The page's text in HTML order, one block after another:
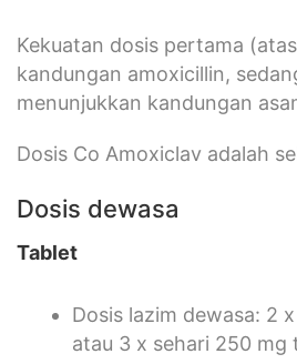
Kekuatan dosis pertama
kandungan amoxicillin,
menunjukkan kandungan
Dosis Co Amoxiclav adalah
Dosis dewasa
Tablet
Dosis lazim dewasa: 2
atau 3 x sehari 250 mg